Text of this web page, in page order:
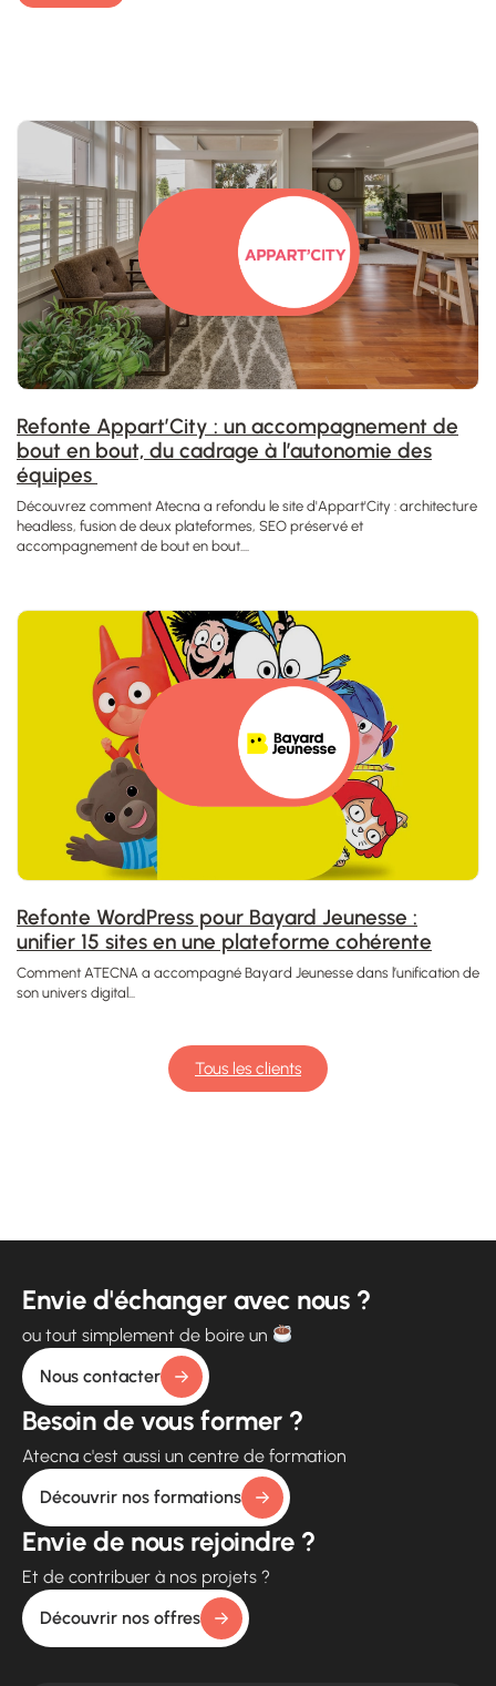
Refonte Appart’City : un accompagnement de
bout en bout, du cadrage à l’autonomie des
équipes
Découvrez comment Atecna a refondu le site d'Appart'City : architecture
headless, fusion de deux plateformes, SEO préservé et
accompagnement de bout en bout....
Refonte WordPress pour Bayard Jeunesse :
unifier 15 sites en une plateforme cohérente
Comment ATECNA a accompagné Bayard Jeunesse dans l’unification de
son univers digital...
Tous les clients
Envie d'échanger avec nous ?
ou tout simplement de boire un
Nous contacter
Besoin de vous former ?
Atecna c'est aussi un centre de formation
Découvrir nos formations
Envie de nous rejoindre ?
Et de contribuer à nos projets ?
Découvrir nos offres